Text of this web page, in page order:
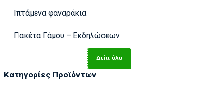
Ιπτάμενα φαναράκια
Πακέτα Γάμου – Εκδηλώσεων
Δείτε όλα
Κατηγορίες Προϊόντων